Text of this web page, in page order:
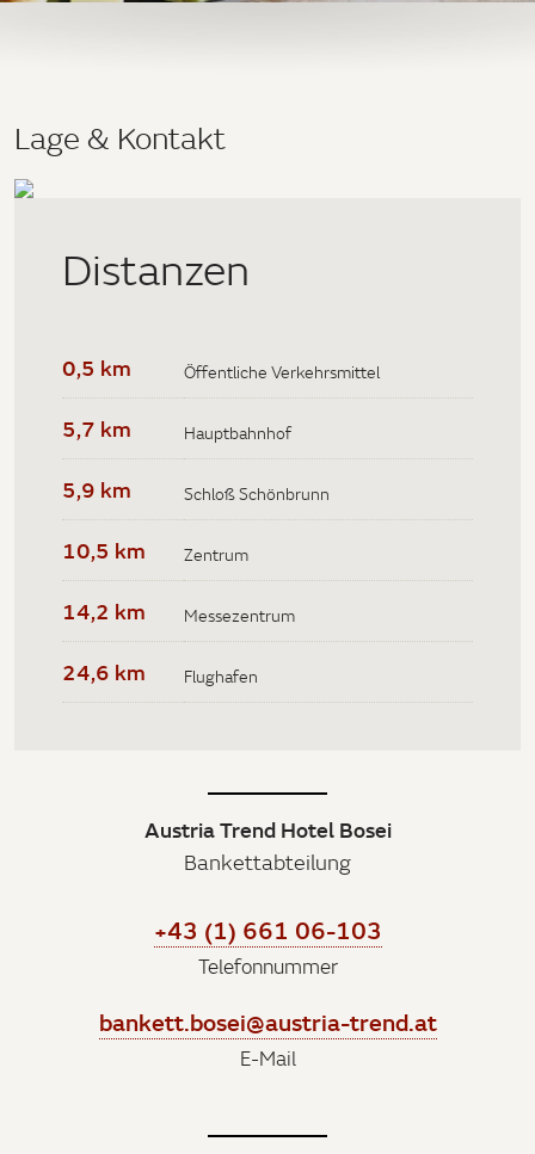
Lage & Kontakt
Distanzen
0,5 km Öffentliche Verkehrsmittel
5,7 km Hauptbahnhof
5,9 km Schloß Schönbrunn
10,5 km Zentrum
14,2 km Messezentrum
24,6 km Flughafen
Austria Trend Hotel Bosei
Bankettabteilung
+43 (1) 661 06-103
Telefonnummer
bankett.bosei@austria-trend.at
E-Mail